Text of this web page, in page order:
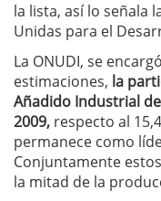
la lista, así lo señala
Unidas para el
La ONUDI, se
estimaciones, la
Añadido Industrial
2009, respecto al
permanece como
Conjuntamente
la mitad de la